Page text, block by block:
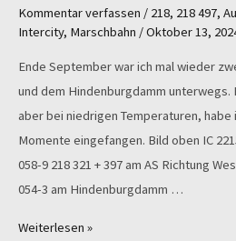
Kommentar verfassen / 218, 218 497,
Intercity, Marschbahn /Oktober 13,
Ende September war ich mal wieder
und dem Hindenburgdamm
aber bei niedrigen Temperaturen, habe
Momente eingefangen. Bild oben IC
058-9 218 321 + 397 am AS Richtung
054-3 am Hindenburgdamm …
Die
Weiterlesen »